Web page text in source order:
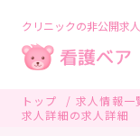
クリニックの非公開求
トップ 求人情報一
求人詳細の求人詳細